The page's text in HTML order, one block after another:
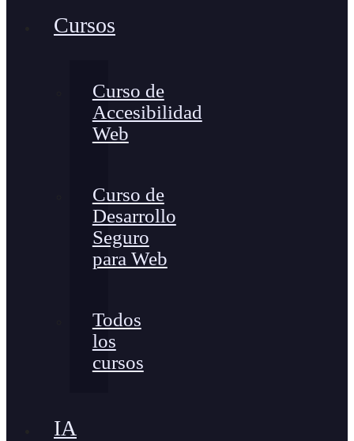
Cursos
Curso de
Accesibilidad
Web
Curso de
Desarrollo
Seguro
para Web
Todos
los
cursos
IA